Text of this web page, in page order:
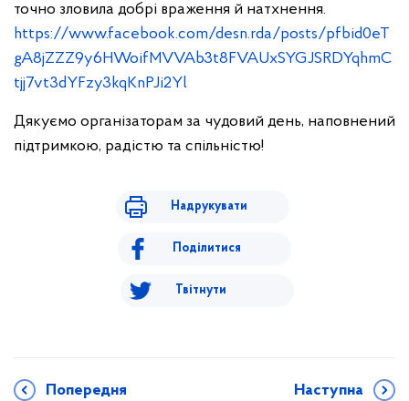
точно зловила добрі враження й натхнення.
https://www.facebook.com/desn.rda/posts/pfbid0eT
gA8jZZZ9y6HWoifMVVAb3t8FVAUxSYGJSRDYqhmC
tjj7vt3dYFzy3kqKnPJi2Yl
Дякуємо організаторам за чудовий день, наповнений
підтримкою, радістю та спільністю!
Надрукувати
Поділитися
Твітнути
Попередня Наступна